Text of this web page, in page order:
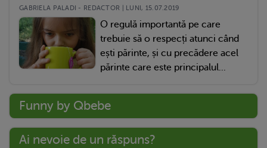
GABRIELA PALADI - REDACTOR | LUNI, 15.07.2019
O regulă importantă pe care
trebuie să o respecți atunci când
ești părinte, și cu precădere acel
părinte care este principalul...
Funny by Qbebe
Ai nevoie de un răspuns?